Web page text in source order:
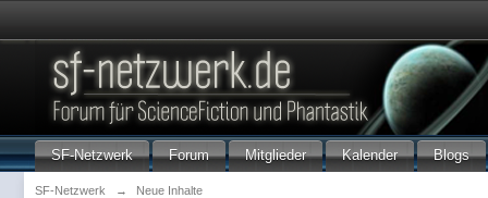
SF-Netzwerk Forum Mitglieder Kalender Blogs
SF-Netzwerk → Neue Inhalte